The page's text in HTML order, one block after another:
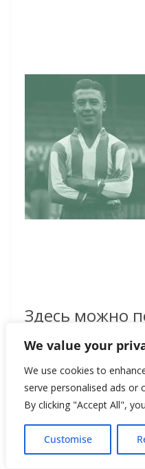
We value your
We use cookies to
serve personalised ads or
By clicking "Accept All",
Customise
Здесь можно
личные
торгового
бизнеса,